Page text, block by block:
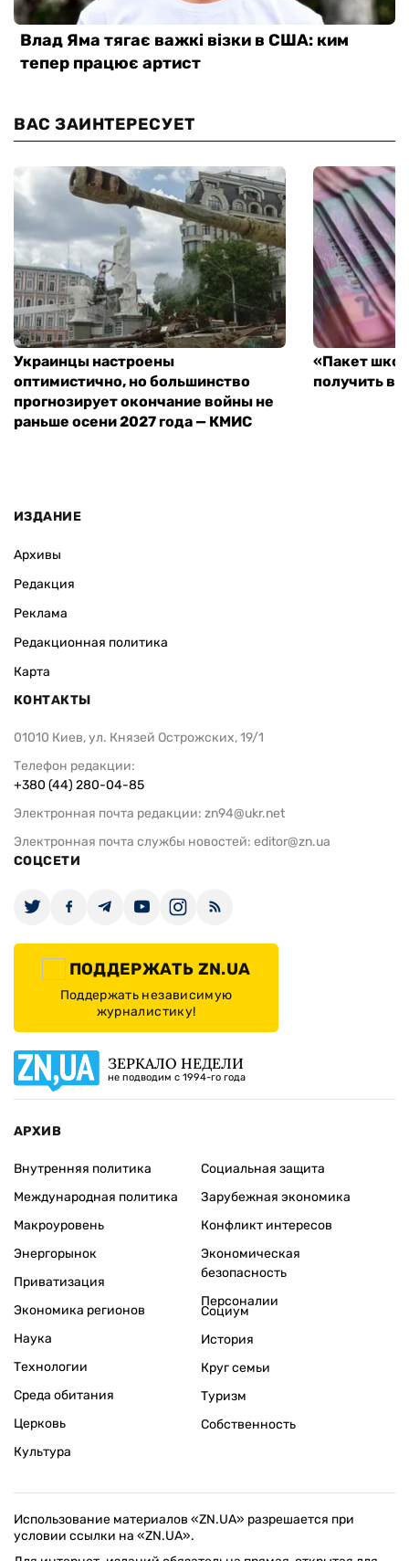
ВАС ЗАИНТЕРЕСУЕТ
Украинцы настроены
оптимистично, но большинство
прогнозирует окончание войны не
раньше осени 2027 года — КМИС
«Пакет
получить
ИЗДАНИЕ
Архивы
Редакция
Реклама
Редакционная политика
Карта
КОНТАКТЫ
01010 Киев, ул. Князей Острожских, 19/1
Телефон редакции:
+380 (44) 280-04-85
Электронная почта редакции: zn94@ukr.net
Электронная почта службы новостей: editor@zn.ua
СОЦСЕТИ
ПОДДЕРЖАТЬ ZN.UA
Поддержать независимую
журналистику!
ЗЕРКАЛО НЕДЕЛИ
не подводим с 1994-го года
АРХИВ
Внутренняя политика
Международная политика
Макроуровень
Энергорынок
Приватизация
Экономика регионов
Социальная защита
Зарубежная экономика
Конфликт интересов
Экономическая
безопасность
Персоналии
Наука
Технологии
Среда обитания
Церковь
Культура
Социум
История
Круг семьи
Туризм
Собственность
Использование материалов «ZN.UA» разрешается при
условии ссылки на «ZN.UA».